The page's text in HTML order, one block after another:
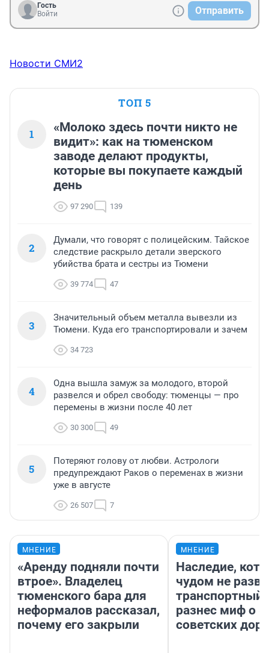
Гость
Войти
Отправить
Новости СМИ2
ТОП 5
1
«Молоко здесь почти никто не
видит»: как на тюменском
заводе делают продукты,
которые вы покупаете каждый
день
97 290 139
2
Думали, что говорят с полицейским. Тайское
следствие раскрыло детали зверского
убийства брата и сестры из Тюмени
39 774 47
3
Значительный объем металла вывезли из
Тюмени. Куда его транспортировали и зачем
34 723
4
Одна вышла замуж за молодого, второй
развелся и обрел свободу: тюменцы — про
перемены в жизни после 40 лет
30 300 49
5
Потеряют голову от любви. Астрологи
предупреждают Раков о переменах в жизни
уже в августе
26 507 7
МНЕНИЕ
«Аренду подняли почти
втрое». Владелец
тюменского бара для
неформалов рассказал,
почему его закрыли
МНЕНИЕ
Наследие,
чудом не
транспортный
разнес миф о
советских